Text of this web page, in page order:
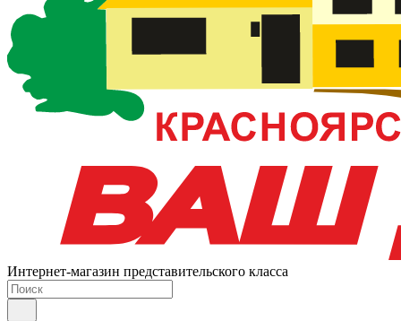
Интернет-магазин представительского класса